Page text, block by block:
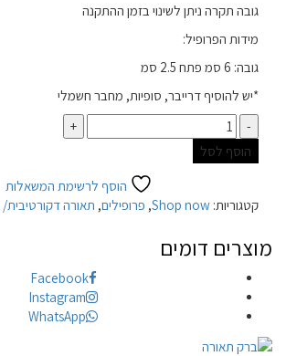
גובה תקרה ניתן לשינוי בזמן ההתקנה
מידות הפרופיל:
גובה: 6 סמ פתח 2.5 סמ
*יש להוסיף דרייבר, סופיות, מחבר חשמלי
כמות
הוסף לסל
הוסף לרשימת המשאלות
קטגוריות: Shop now
, פרופילים, תאורה דקורטיבית/
מוצרים דומים
Facebook
Instagram
WhatsApp